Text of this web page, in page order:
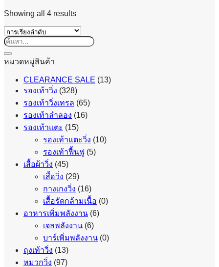
Showing all 4 results
ค้นหา:
หมวดหมู่สินค้า
CLEARANCE SALE (13)
รองเท้าวิ่ง (328)
รองเท้าวิ่งเทรล (65)
รองเท้าลำลอง (16)
รองเท้าแตะ (15)
รองเท้าแตะวิ่ง (10)
รองเท้าฟื้นฟู (5)
เสื้อผ้าวิ่ง (45)
เสื้อวิ่ง (29)
กางเกงวิ่ง (16)
เสื้อรัดกล้ามเนื้อ (0)
อาหารเพิ่มพลังงาน (6)
เจลพลังงาน (6)
บาร์เพิ่มพลังงาน (0)
ถุงเท้าวิ่ง (13)
หมวกวิ่ง (97)